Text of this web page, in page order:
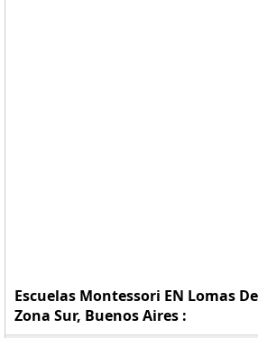
Escuelas Montessori EN Lomas
Zona Sur, Buenos Aires :